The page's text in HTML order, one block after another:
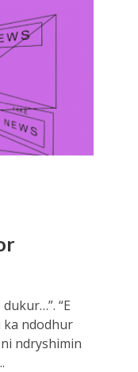
“E
ka ndodhur
ndryshimin